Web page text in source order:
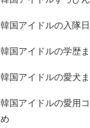
韓国アイドルの入隊
韓国アイドルの学歴
韓国アイドルの愛犬
韓国アイドルの愛用
め